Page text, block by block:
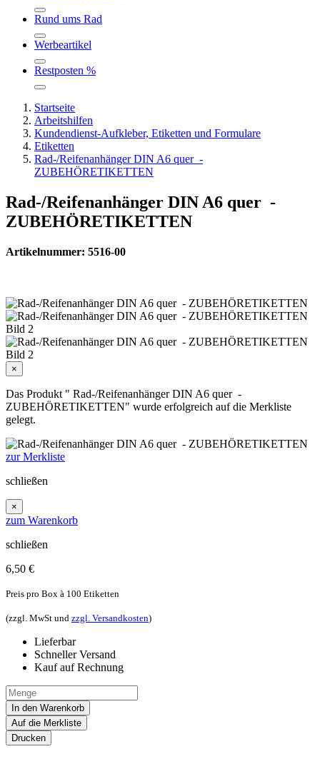
Rund ums Rad
Werbeartikel
Restposten %
Startseite
Arbeitshilfen
Kundendienst-Aufkleber, Etiketten und Formulare
Etiketten
Rad-/Reifenanhänger DIN A6 quer -
ZUBEHÖRETIKETTEN
Rad-/Reifenanhänger DIN A6 quer -
ZUBEHÖRETIKETTEN
Artikelnummer: 5516-00
×
Das Produkt " Rad-/Reifenanhänger DIN A6 quer -
ZUBEHÖRETIKETTEN" wurde erfolgreich auf die Merkliste
gelegt.
zur Merkliste
schließen
×
zum Warenkorb
schließen
6,50 €
Preis pro Box à 100 Etiketten
(zzgl. MwSt und zzgl. Versandkosten)
Lieferbar
Schneller Versand
Kauf auf Rechnung
In den Warenkorb
Auf die Merkliste
Drucken